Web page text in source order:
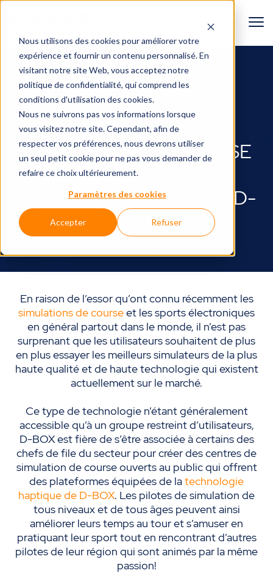
Nous utilisons des cookies pour améliorer votre
expérience et fournir un contenu personnalisé. En
visitant notre site Web, vous accepteznotre
politique de confidentialité, qui comprend les
conditions d'utilisation des cookies.
Nous ne suivrons pas vos informations lorsque
vous visitez notre site. Cependant, afin de
respecter vos préférences, nous devrons utiliser
un seul petit cookie pour ne pas vous demander de
refaire ce choix ultérieurement.
Paramètres des cookies
Accepter Refuser
Sur la piste🏎️
4 CENTRES DE
SIMULATION DE COURSE
POUR ESSAYER LES
PRODUITS HAPTIQUES D-
BOX
9 novembre 2022
En raison de l’essor qu’ont connu récemment les
simulations de courseet les sports électroniques
en général partout dans le monde, il n’est pas
surprenant que les utilisateurs souhaitent de plus
en plus essayer les meilleurs simulateurs de la plus
haute qualité et de haute technologie qui existent
actuellement sur le marché.
Ce type de technologie n’étant généralement
accessible qu’à un groupe restreint d’utilisateurs,
D-BOX est fière de s’être associée à certains des
chefs de file du secteur pour créer des centres de
simulation de course ouverts au public qui offrent
des plateformes équipées de latechnologie
haptique de D-BOX. Les pilotes de simulation de
tous niveaux et de tous âges peuvent ainsi
améliorer leurs temps au tour et s’amuser en
pratiquant leur sport tout en rencontrant d’autres
pilotes de leur région qui sont animés par la même
passion!